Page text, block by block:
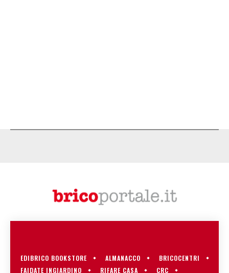
EDIBRICO BOOKSTORE ALMANACCO
BRICOCENTRI
FAIDATE INGIARDINO
RIFARE CASA CRC